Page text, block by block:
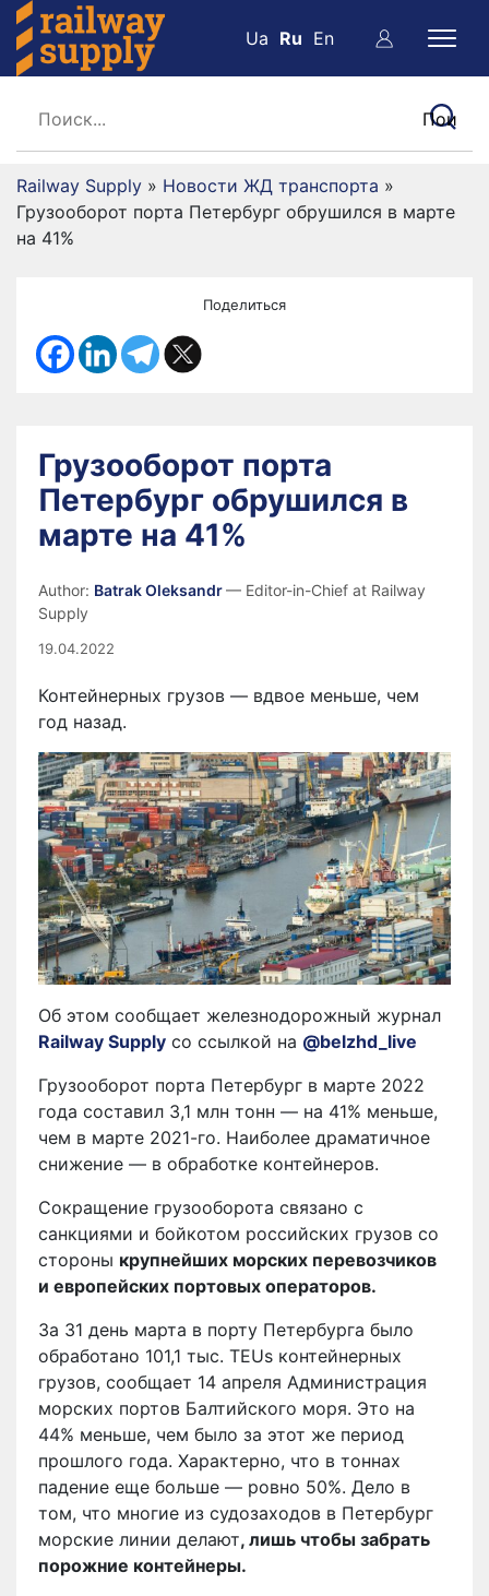
Ua Ru En
Railway Supply » Новости ЖД транспорта »
Грузооборот порта Петербург обрушился в марте
на 41%
Поделиться
Грузооборот порта
Петербург обрушился в
марте на 41%
Author: Batrak Oleksandr— Editor-in-Chief at Railway
Supply
19.04.2022
Контейнерных грузов — вдвое меньше, чем
год назад.
Об этом сообщает железнодорожный журнал
Railway Supply со ссылкой на @belzhd_live
Грузооборот порта Петербург в марте 2022
года составил 3,1 млн тонн — на 41% меньше,
чем в марте 2021-го. Наиболее драматичное
снижение — в обработке контейнеров.
Сокращение грузооборота связано с
санкциями и бойкотом российских грузов со
стороны крупнейших морских перевозчиков
и европейских портовых операторов.
За 31 день марта в порту Петербурга было
обработано 101,1 тыс. TEUs контейнерных
грузов, сообщает 14 апреля Администрация
морских портов Балтийского моря. Это на
44% меньше, чем было за этот же период
прошлого года. Характерно, что в тоннах
падение еще больше — ровно 50%. Дело в
том, что многие из судозаходов в Петербург
морские линии делают, лишь чтобы забрать
порожние контейнеры.